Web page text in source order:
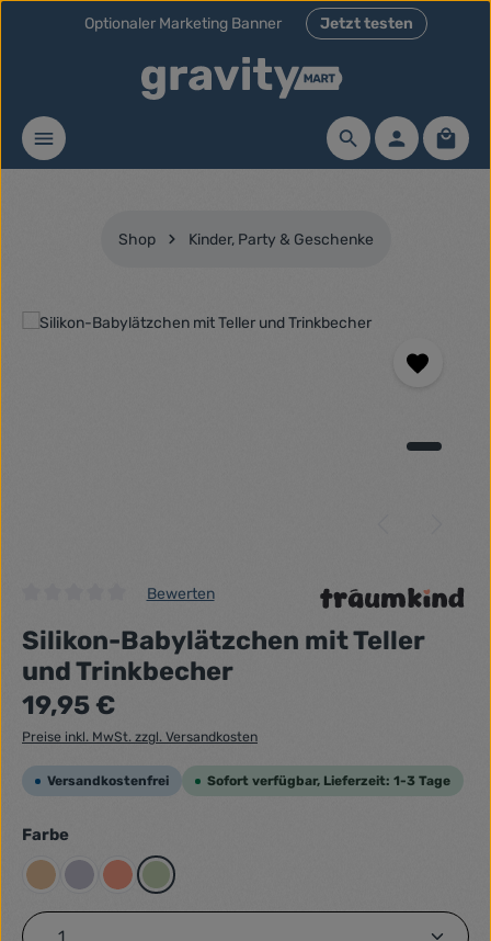
Zum Hauptinhalt springen
Optionaler Marketing Banner Jetzt testen
Shop Kinder, Party & Geschenke
Bildergalerie überspringen
Bewerten
Silikon-Babylätzchen mit Teller
und Trinkbecher
Regulärer Preis:
19,95 €
Preise inkl. MwSt. zzgl. Versandkosten
Versandkostenfrei Sofort verfügbar, Lieferzeit: 1-3 Tage
Farbeauswählen
Beigegelb
FliederLachsrot Pastell
Pastellgrün
Produkt Anzahl: Gib den gewünschten Wert ein